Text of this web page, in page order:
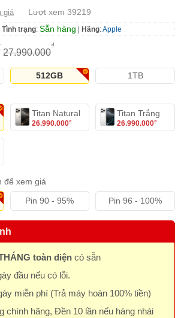
giá Lượt xem 39219
Tình trạng: Sẵn hàng | Hãng:Apple
27.990.000
₫
512GB
1TB
Titan Natural
26.990.000₫
Titan Trắng
26.990.000₫
để xem giá
Pin 90 - 95% Pin 96 - 100%
toàn diện có sẵn
đầu nếu có lỗi.
miễn phí (Trả máy hoàn 100% tiền)
chính hãng, Đền 10 lần nếu hàng nhái